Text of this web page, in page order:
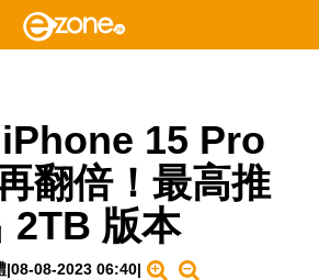
15 Pro
翻倍！最高推
2TB 版本
|08-08-2023 06:40|